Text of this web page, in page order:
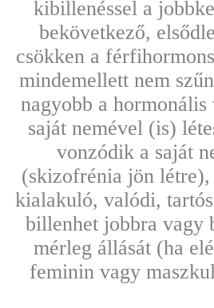
kibillenéssel a
bekövetkező,
csökken a
mindemellett nem
nagyobb a
saját nemével (is)
vonzódik a saját
(skizofrénia jön
kialakuló, valódi,
billenhet jobbra vagy
mérleg állását (ha
feminin vagy